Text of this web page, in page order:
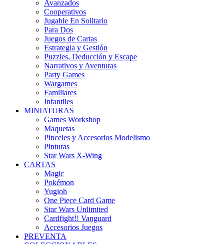
Avanzados
Cooperativos
Jugable En Solitario
Para Dos
Juegos de Cartas
Estrategia y Gestión
Puzzles, Deducción y Escape
Narrativos y Aventuras
Party Games
Wargames
Familiares
Infantiles
MINIATURAS
Games Workshop
Maquetas
Pinceles y Accesorios Modelismo
Pinturas
Star Wars X-Wing
CARTAS
Magic
Pokémon
Yugioh
One Piece Card Game
Star Wars Unlimited
Cardfight!! Vanguard
Accesorios Juegos
PREVENTA